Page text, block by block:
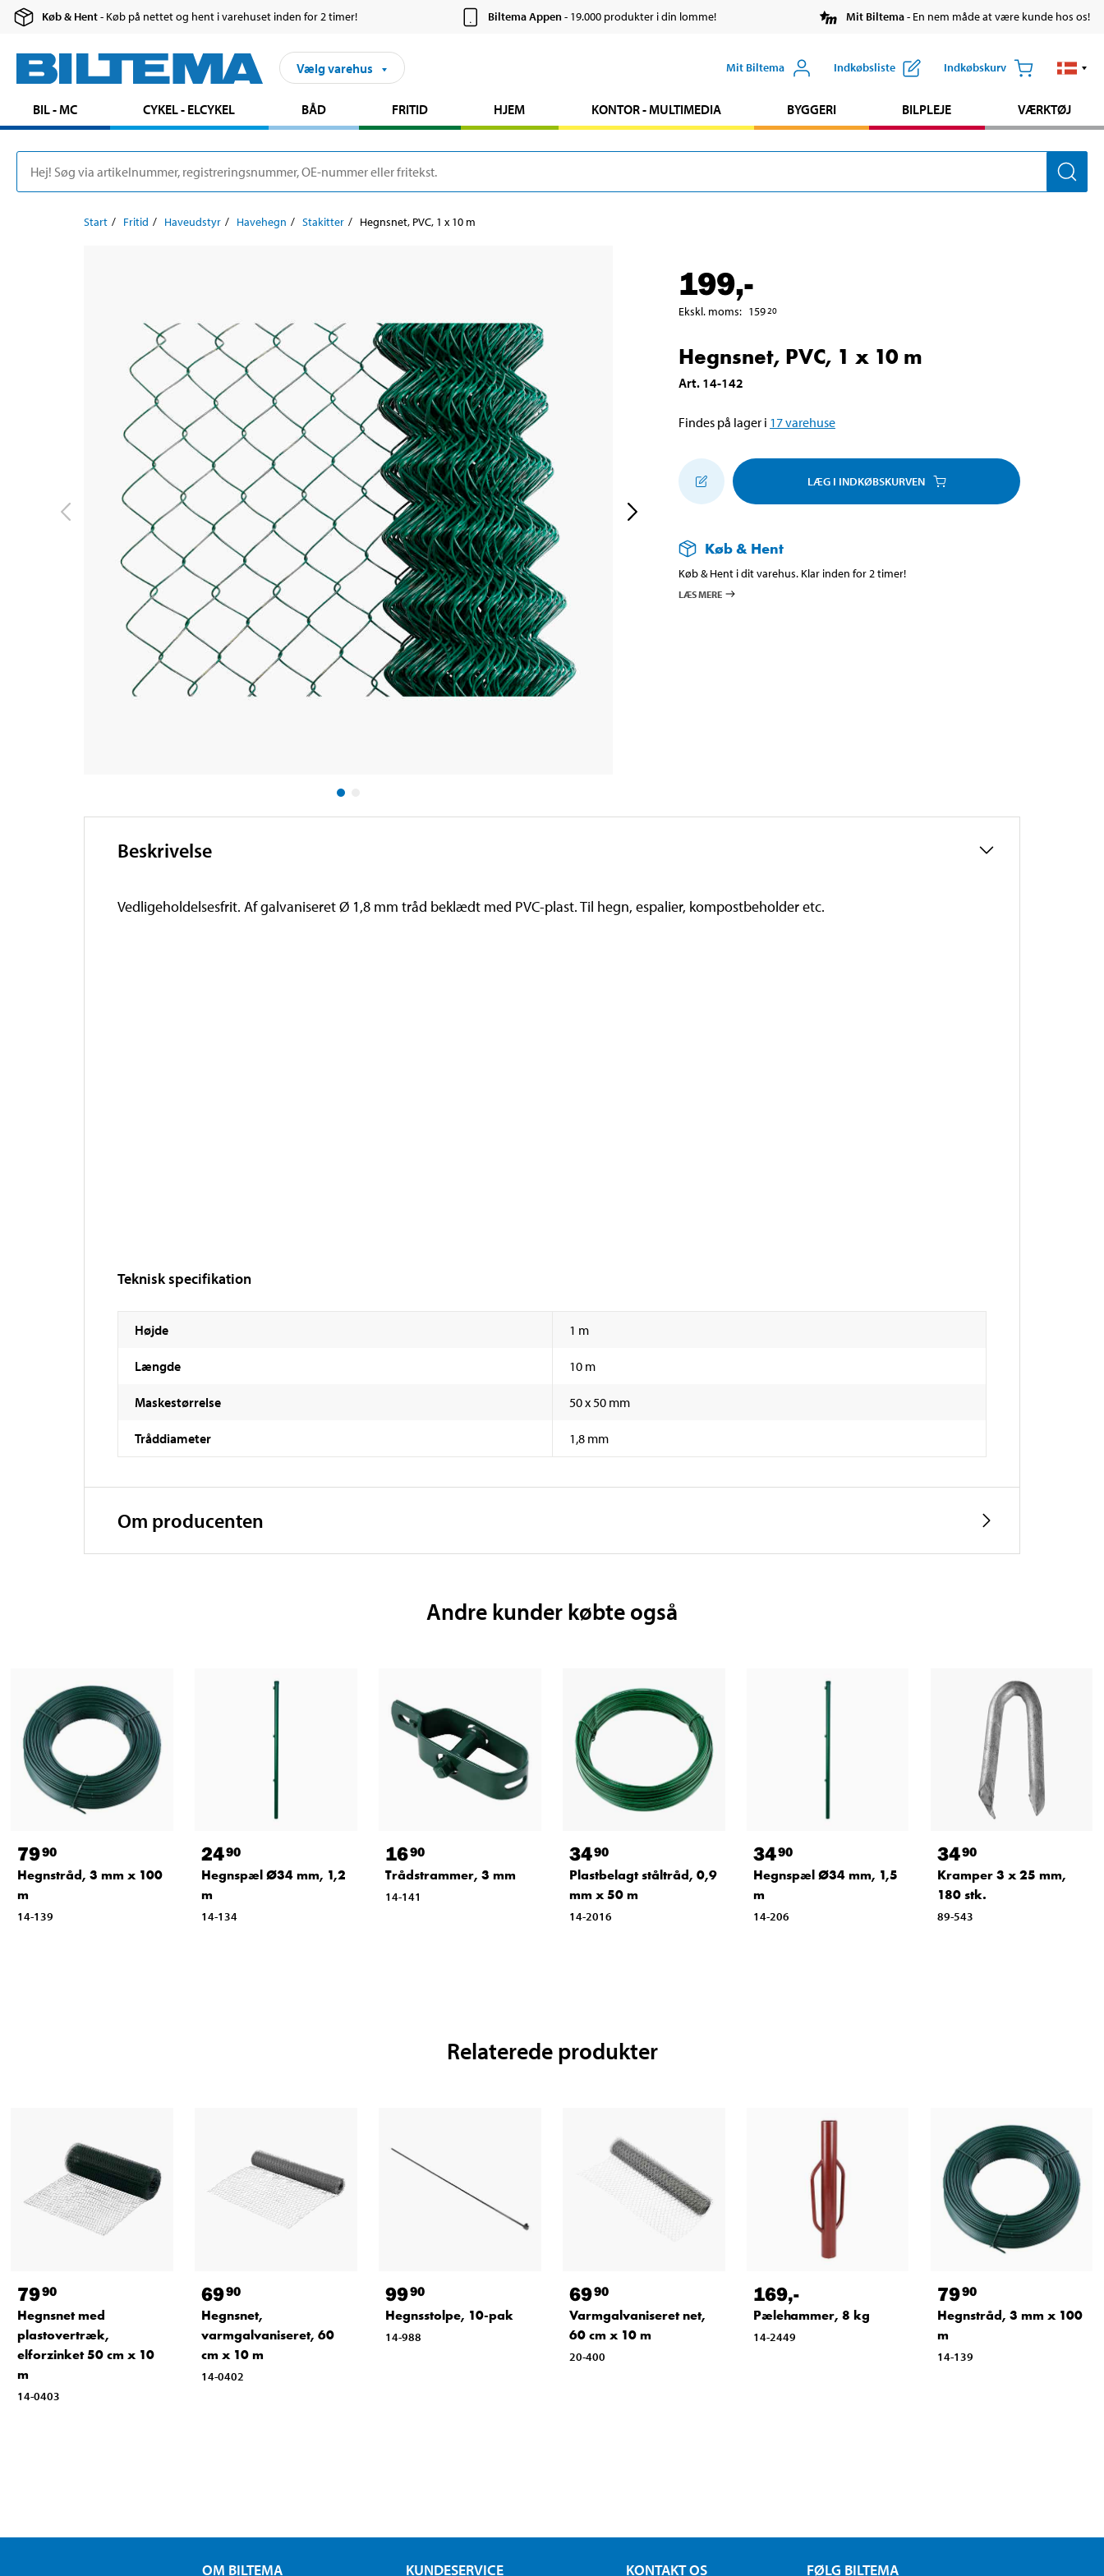
Køb & Hent- Køb på nettet og hent i varehuset inden for 2 timer! Biltema Appen- 19.000 produkter i din lomme! Mit Biltema- En nem måde at være kunde hos os!
Vælg varehus Mit Biltema Indkøbsliste Indkøbskurv
BIL - MC CYKEL - ELCYKEL BÅD FRITID HJEM KONTOR - MULTIMEDIA BYGGERI BILPLEJE VÆRKTØJ
Start Fritid Haveudstyr Havehegn Stakitter Hegnsnet, PVC, 1 x 10 m
199,-
Ekskl. moms: 159 20
Hegnsnet, PVC, 1 x 10 m
Art. 14-142
Findes på lager i 17varehuse
LÆG I INDKØBSKURVEN
Køb & Hent
Køb & Hent i dit varehus. Klar inden for 2 timer!
LÆS MERE
Beskrivelse
Vedligeholdelsesfrit. Af galvaniseret Ø 1,8 mm tråd beklædt med PVC-plast. Til hegn, espalier, kompostbeholder etc.
Teknisk specifikation
Højde 1 m
Længde 10 m
Maskestørrelse 50 x 50 mm
Tråddiameter 1,8 mm
Om producenten
Andre kunder købte også
7990
Hegnstråd, 3 mm x 100
m
14-139
2490
Hegnspæl Ø34 mm, 1,2
m
14-134
1690
Trådstrammer, 3 mm
14-141
3490
Plastbelagt ståltråd, 0,9
mm x 50 m
14-2016
3490
Hegnspæl Ø34 mm, 1,5
m
14-206
3490
Kramper 3 x 25 mm,
180 stk.
89-543
Relaterede produkter
7990
Hegnsnet med
plastovertræk,
elforzinket 50 cm x 10
m
14-0403
6990
Hegnsnet,
varmgalvaniseret, 60
cm x 10 m
14-0402
9990
Hegnsstolpe, 10-pak
14-988
6990
Varmgalvaniseret net,
60 cm x 10 m
20-400
169,-
Pælehammer, 8 kg
14-2449
7990
Hegnstråd, 3 mm x 100
m
14-139
OM BILTEMA KUNDESERVICE KONTAKT OS FØLG BILTEMA